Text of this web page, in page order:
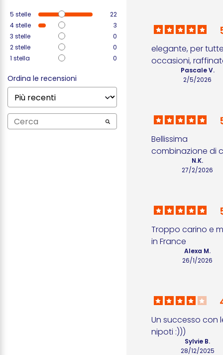
5 stelle
22
4stelle
3
3 stelle
0
2stelle
0
1 stella 0
Ordina le recensioni
elegante, per
occasioni,
2/5/2026
Pascale V.
Bellissima
combinazione di
27/2/2026
N.K.
Troppo carino e
in France
26/1/2026
Alexa M.
Un successo con
nipoti :)))
28/12/2025
Sylvie B.